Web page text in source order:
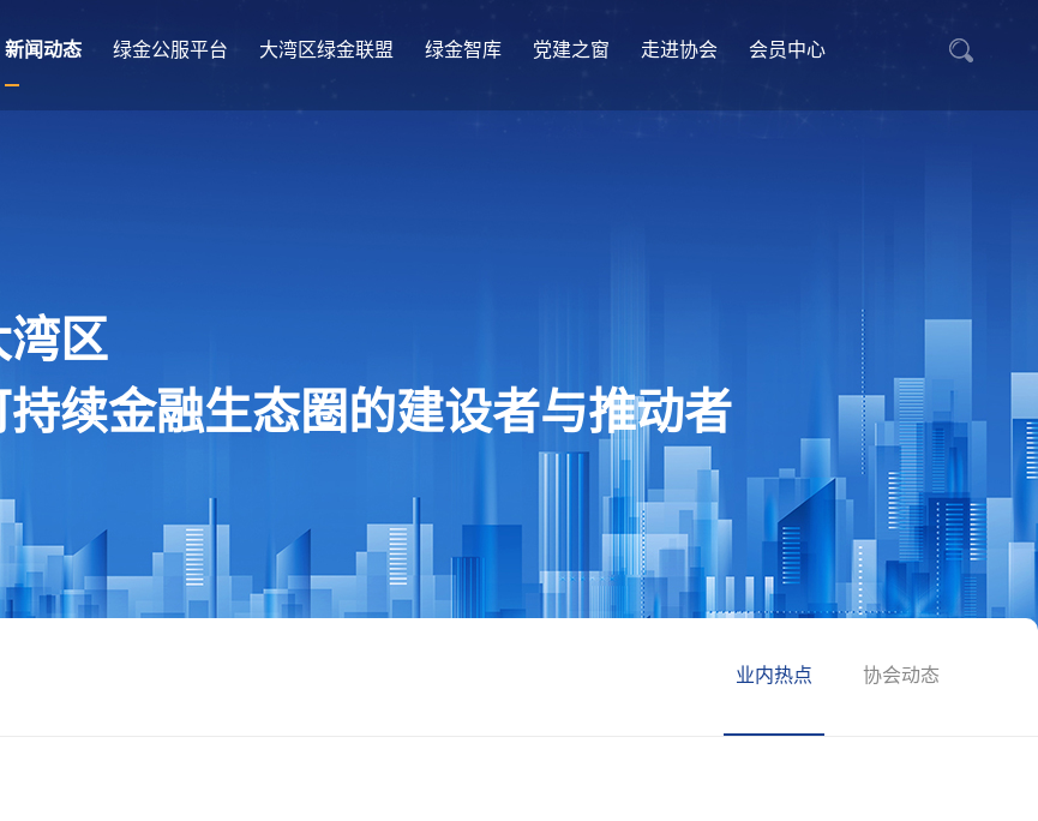
新闻动态 绿金公服平台 大湾区绿金联盟 绿金智库 党建之窗 走进协会 会员中心
湾区
续金融生态圈的建设者与推动者
业内热点 协会动态